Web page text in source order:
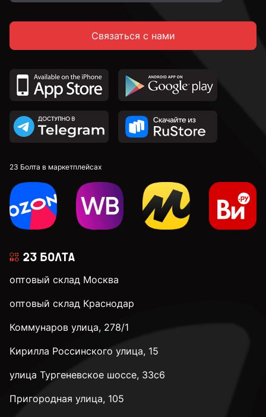
Связаться с нами
23 Болта в маркетплейсах
оптовый склад Москва
оптовый склад Краснодар
Коммунаров улица, 278/1
Кирилла Россинского улица, 15
улица Тургеневское шоссе, 33с6
Пригородная улица, 105